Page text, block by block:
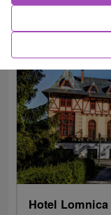
2.
Hotel Lomnica